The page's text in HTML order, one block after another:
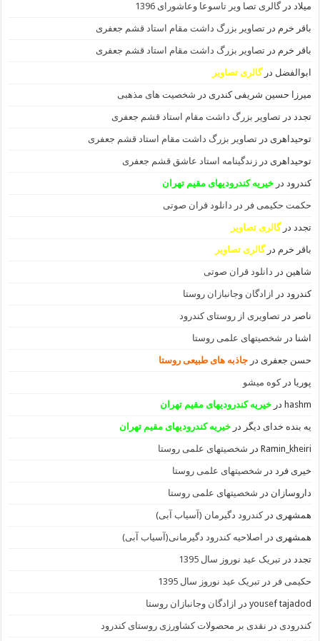
میلاد درگالری تصا ویر تاسوعا وعاشورای 1396
باقر خرم درتصاویر بزرگ داشت مقام استاد قشم جعفری
باقر خرم درتصاویر بزرگ داشت مقام استاد قشم جعفری
ابوالفضل درگالری تصاویر
میرزا حسین شریفی کندری در شخصیت های مذهبی
تجدد درتصاویر بزرگ داشت مقام استاد قشم جعفری
توحیداهری درتصاویر بزرگ داشت مقام استاد قشم جعفری
توحیداهری درزندگینامه استاد عاشق قشم جعفری
کندرود درخیریه کندرودیهای مقیم تهران
حکمت حکیمی فر در دانلود قران صوتی
تجدد درگالری تصاویر
باقر خرم درگالری تصاویر
شاهین در دانلود قران صوتی
کندرود در ازادگان وجانبازان روستا
ناصر درتصاویری از روستای کندرود
اشنا در شخصیتهای علمی روستا
حسن جعفری درجاذبه های طبیعی روستا
پوریا درکوه میشو
hashm درخیریه کندرودیهای مقیم تهران
یه بنده خدای دیگر درخیریه کندرودیهای مقیم تهران
Ramin_kheiri در شخصیتهای علمی روستا
خیری فرد در شخصیتهای علمی روستا
داروسازان در شخصیتهای علمی روستا
همشهری درکندرود دگیرمان (آسیاب آبی)
همشهری در اصلاحیه کندرود دگیرمانی(آسیاب آبی)
تجدد درتبریک عید نوروز سال 1395
حکیمی فر درتبریک عید نوروز سال 1395
yousef tajadod در ازادگان وجانبازان روستا
کندرودی در نقدی بر محصولات کشاورزی روستای کندرود